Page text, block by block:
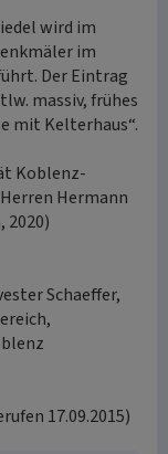
wird im
im
Der Eintrag
massiv, frühes
mit Kelterhaus“.
Koblenz-
Hermann
2020)
Schaeffer,
17.09.2015)